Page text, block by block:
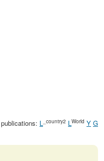
L _country2 LWorld Y G